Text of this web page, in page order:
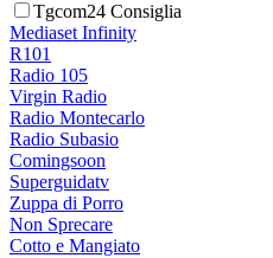
Tgcom24 Consiglia
Mediaset Infinity
R101
Radio 105
Virgin Radio
Radio Montecarlo
Radio Subasio
Comingsoon
Superguidatv
Zuppa di Porro
Non Sprecare
Cotto e Mangiato